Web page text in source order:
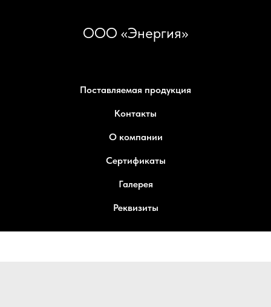
ООО «Энергия»
Поставляемая продукция
Контакты
О компании
Сертификаты
Галерея
Реквизиты